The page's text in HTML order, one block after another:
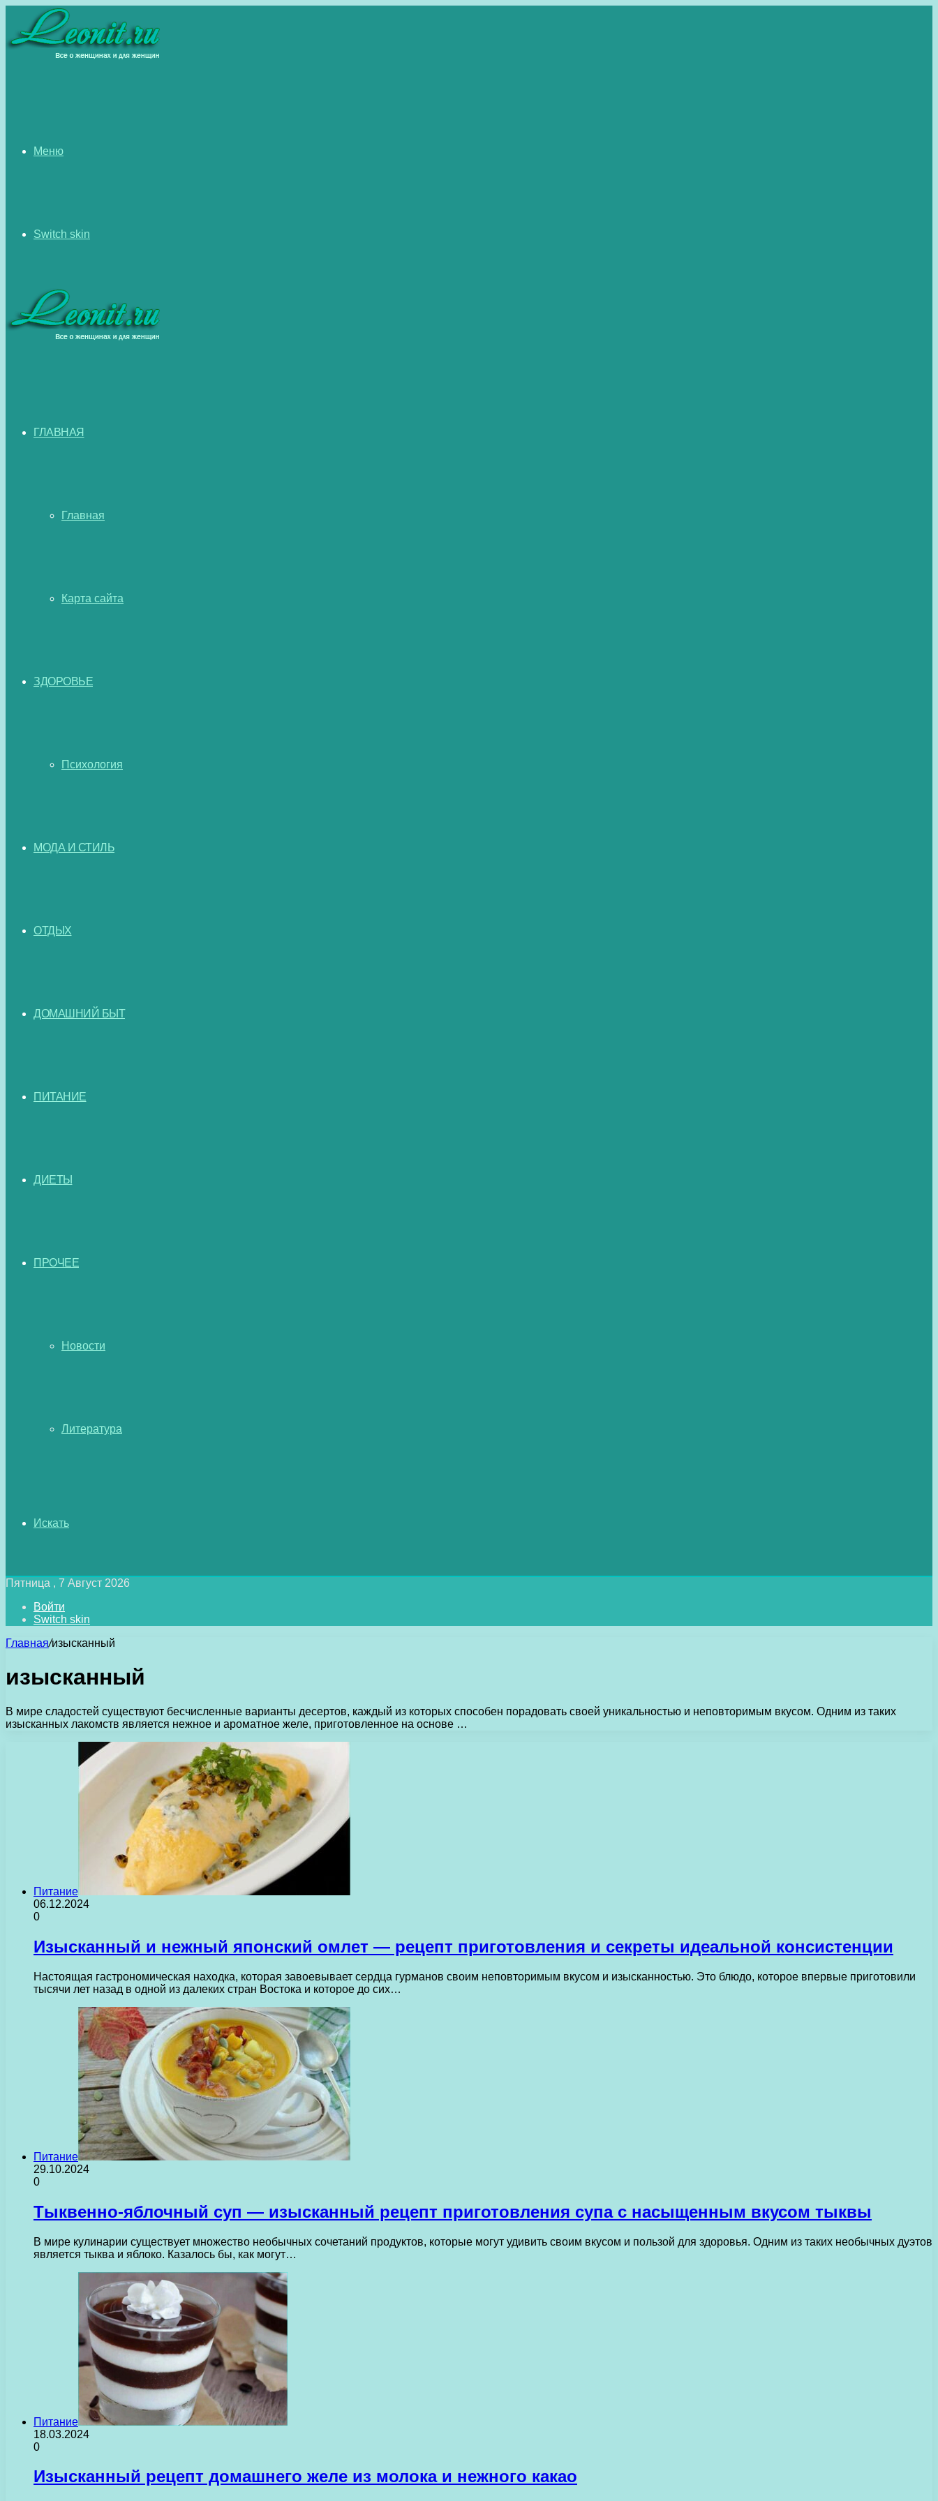
Меню
Switch skin
ГЛАВНАЯ
Главная
Карта сайта
ЗДОРОВЬЕ
Психология
МОДА И СТИЛЬ
ОТДЫХ
ДОМАШНИЙ БЫТ
ПИТАНИЕ
ДИЕТЫ
ПРОЧЕЕ
Новости
Литература
Искать
Пятница , 7 Август 2026
Войти
Switch skin
Главная/изысканный
изысканный
В мире сладостей существуют бесчисленные варианты десертов, каждый из которых способен порадовать своей уникальностью и неповторимым вкусом. Одним из таких
изысканных лакомств является нежное и ароматное желе, приготовленное на основе …
Питание
06.12.2024
0
Изысканный и нежный японский омлет — рецепт приготовления и секреты идеальной консистенции
Настоящая гастрономическая находка, которая завоевывает сердца гурманов своим неповторимым вкусом и изысканностью. Это блюдо, которое впервые приготовили
тысячи лет назад в одной из далеких стран Востока и которое до сих…
Питание
29.10.2024
0
Тыквенно-яблочный суп — изысканный рецепт приготовления супа с насыщенным вкусом тыквы
В мире кулинарии существует множество необычных сочетаний продуктов, которые могут удивить своим вкусом и пользой для здоровья. Одним из таких необычных дуэтов
является тыква и яблоко. Казалось бы, как могут…
Питание
18.03.2024
0
Изысканный рецепт домашнего желе из молока и нежного какао